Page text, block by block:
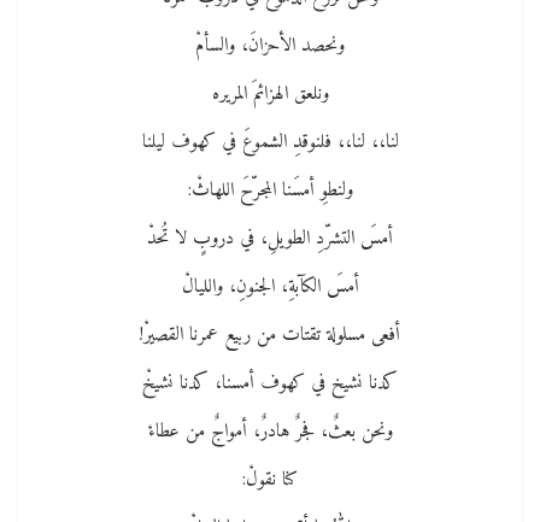
ونحصد الأحزانَ، والسأمْ
ونلعق الهزائمَ المريره
لنا،، لنا،، فلنوقدِ الشموعَ في كهوف ليلنا
ولنطوِ أمسَنا المجرّحَ اللهاثْ:
أمسَ التشرّدِ الطويلِ، في دروبٍ لا تُحدْ
أمسَ الكآبةِ، الجنونِ، والليالْ
أفعى مسلولة تقتات من ربيع عمرنا القصيرْ!
كدنا نشيخ في كهوف أمسنا، كدنا نشيخْ
ونحن بعثٌ، فجرٌ هادرٌ، أمواجٌ من عطاءْ
كنا نقولْ: